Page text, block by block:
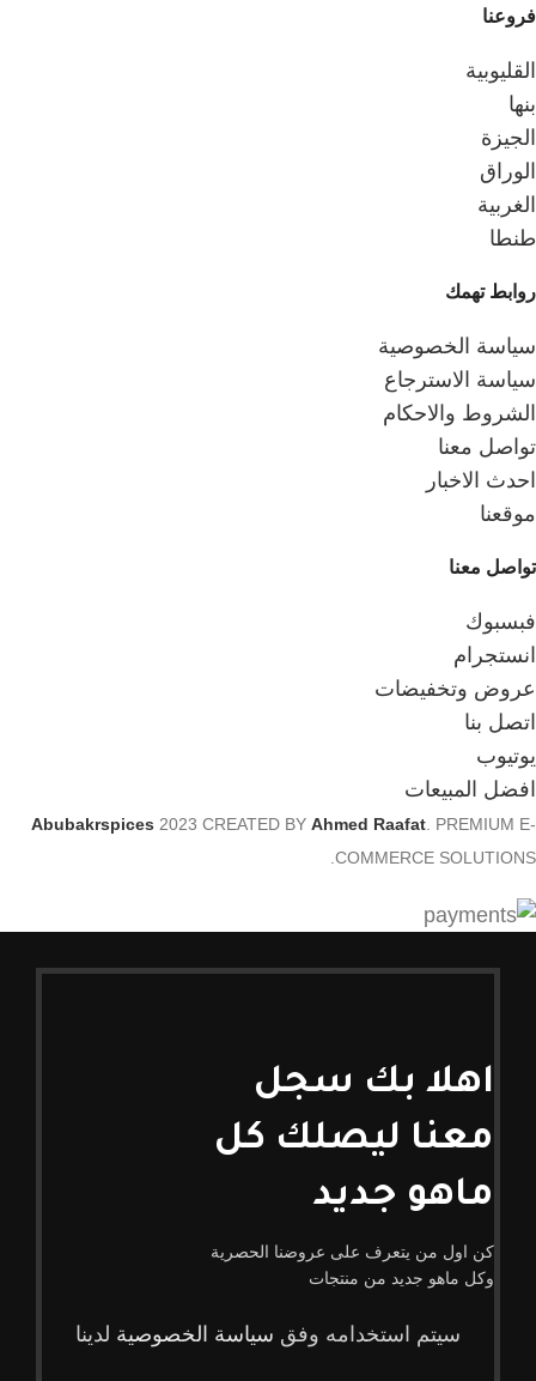
فروعنا
القليوبية
بنها
الجيزة
الوراق
الغربية
طنطا
روابط تهمك
سياسة الخصوصية
سياسة الاسترجاع
الشروط والاحكام
تواصل معنا
احدث الاخبار
موقعنا
تواصل معنا
فبسبوك
انستجرام
عروض وتخفيضات
اتصل بنا
يوتيوب
افضل المبيعات
Abubakrspices 2023 CREATED BY Ahmed Raafat . PREMIUM E-
COMMERCE SOLUTIONS.
اهلا بك سجل
معنا ليصلك كل
ماهو جديد
كن اول من يتعرف على عروضنا الحصرية
وكل ماهو جديد من منتجات
سيتم استخدامه وفق سياسة الخصوصية لدينا